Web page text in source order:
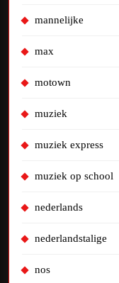
mannelijke
max
motown
muziek
muziek express
muziek op school
nederlands
nederlandstalige
nos